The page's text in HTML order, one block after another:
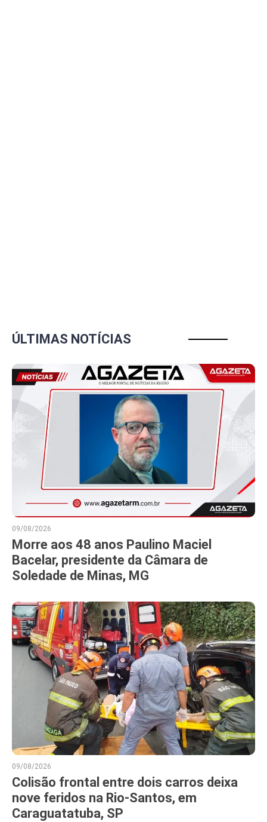
ÚLTIMAS NOTÍCIAS
09/08/2026
Morre aos 48 anos Paulino Maciel
Bacelar, presidente da Câmara de
Soledade de Minas, MG
09/08/2026
Colisão frontal entre dois carros deixa
nove feridos na Rio-Santos, em
Caraguatatuba, SP